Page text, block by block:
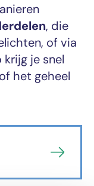
, die
of via
krijg je snel
het geheel